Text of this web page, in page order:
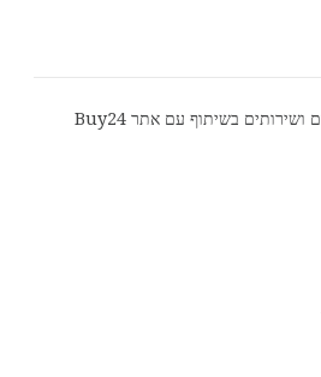
Buy24